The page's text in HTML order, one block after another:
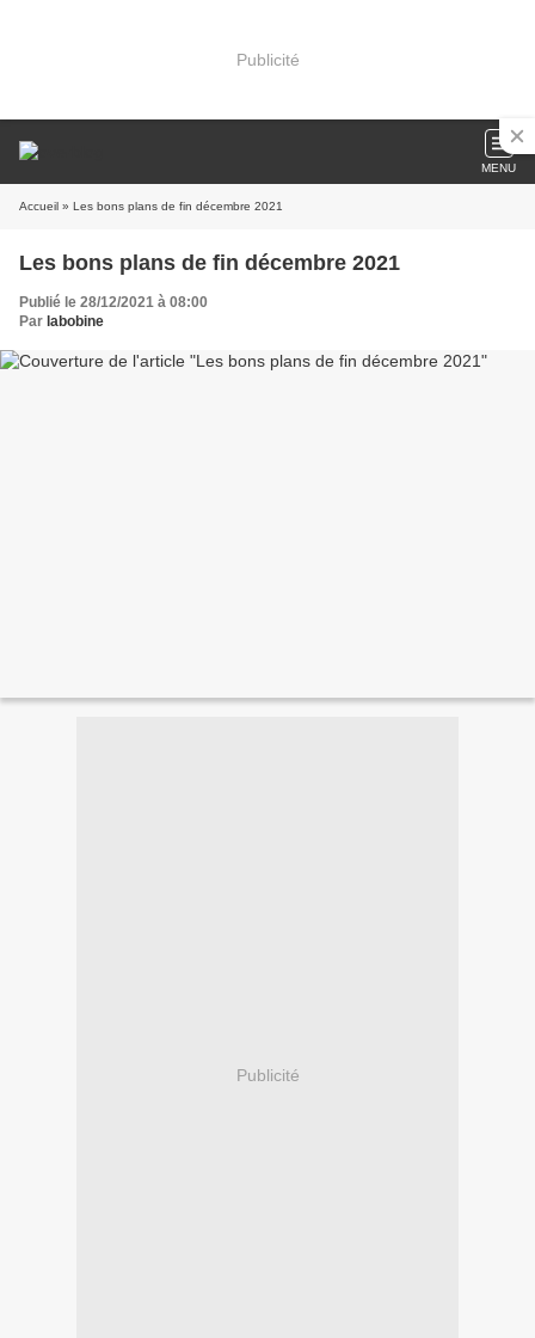
Publicité
MENU
Accueil » Les bons plans de fin décembre 2021
Les bons plans de fin décembre 2021
Publié le 28/12/2021 à 08:00
Par labobine
Publicité